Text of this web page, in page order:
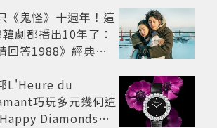
《鬼怪》十週年！這
劇都播出10年了：
回答1988》經典不
L'Heure du
巧玩多元幾何造
Diamonds歡